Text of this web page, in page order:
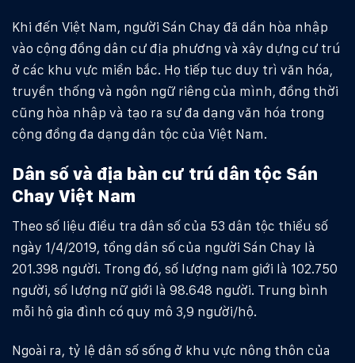
Khi đến Việt Nam, người Sán Chay đã dần hòa nhập
vào cộng đồng dân cư địa phương và xây dựng cư trú
ở các khu vực miền bắc. Họ tiếp tục duy trì văn hóa,
truyền thống và ngôn ngữ riêng của mình, đồng thời
cũng hòa nhập và tạo ra sự đa dạng văn hóa trong
cộng đồng đa dạng dân tộc của Việt Nam.
Dân số và địa bàn cư trú dân tộc Sán
Chay Việt Nam
Theo số liệu điều tra dân số của 53 dân tộc thiểu số
ngày 1/4/2019, tổng dân số của người Sán Chay là
201.398 người. Trong đó, số lượng nam giới là 102.750
người, số lượng nữ giới là 98.648 người. Trung bình
mỗi hộ gia đình có quy mô 3,9 người/hộ.
Ngoài ra, tỷ lệ dân số sống ở khu vực nông thôn của